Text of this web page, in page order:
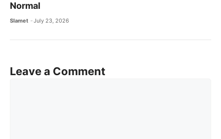
Normal
Slamet July 23, 2026
Leave a Comment